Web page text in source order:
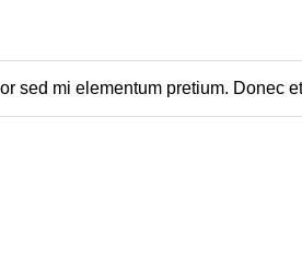
sed mi elementum pretium. Donec